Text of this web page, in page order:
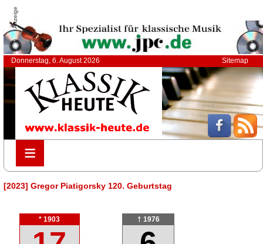
Anzeige
Donnerstag, 6. August 2026 Sitemap
≡
≡
[2023] Gregor Piatigorsky 120. Geburtstag
* 1903 † 1976